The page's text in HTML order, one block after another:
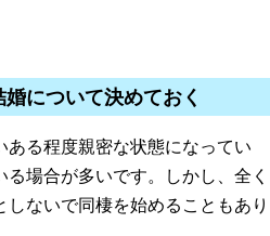
について決めておく
ある程度親密な状態になってい
場合が多いです。しかし、全く
ないで同棲を始めることもあり